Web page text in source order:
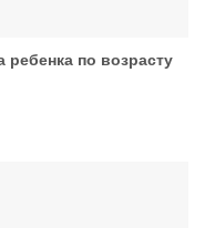
ребенка по возрасту